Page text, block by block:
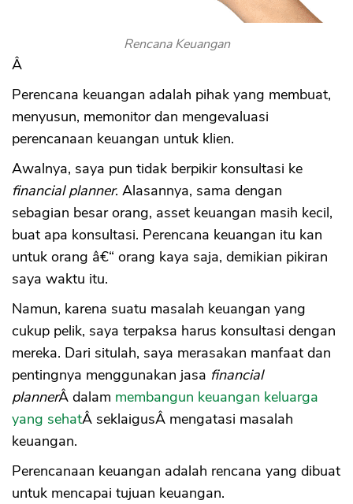
Rencana Keuangan
Â
Perencana keuangan adalah pihak yang membuat,
menyusun, memonitor dan mengevaluasi
perencanaan keuangan untuk klien.
Awalnya, saya pun tidak berpikir konsultasi ke
financial planner. Alasannya, sama dengan
sebagian besar orang, asset keuangan masih kecil,
buat apa konsultasi. Perencana keuangan itu kan
untuk orang â€“ orang kaya saja, demikian pikiran
saya waktu itu.
Namun, karena suatu masalah keuangan yang
cukup pelik, saya terpaksa harus konsultasi dengan
mereka. Dari situlah, saya merasakan manfaat dan
pentingnya menggunakan jasa financial
plannerÂ dalam membangun keuangan keluarga
yang sehatÂ seklaigusÂ mengatasi masalah
keuangan.
Perencanaan keuangan adalah rencana yang dibuat
untuk mencapai tujuan keuangan.